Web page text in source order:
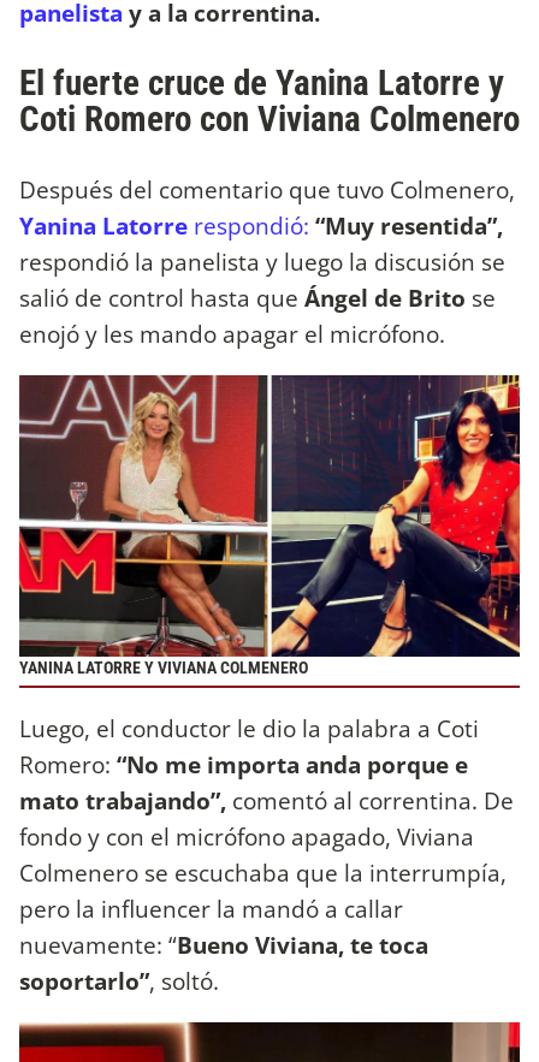
panelista y a la correntina.
El fuerte cruce de Yanina Latorre y
Coti Romero con Viviana Colmenero
Después del comentario que tuvo Colmenero,
Yanina Latorre respondió: “Muy resentida”,
respondió la panelista y luego la discusión se
salió de control hasta que Ángel de Brito se
enojó y les mando apagar el micrófono.
YANINA LATORRE Y VIVIANA COLMENERO
Luego, el conductor le dio la palabra a Coti
Romero: “No me importa anda porque e
mato trabajando”, comentó al correntina. De
fondo y con el micrófono apagado, Viviana
Colmenero se escuchaba que la interrumpía,
pero la influencer la mandó a callar
nuevamente: “Bueno Viviana, te toca
soportarlo”, soltó.